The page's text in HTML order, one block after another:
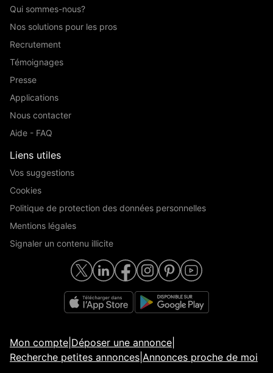
Qui sommes-nous?
Nos solutions pour les pros
Recrutement
Témoignages
Presse
Applications
Nous contacter
Aide - FAQ
Liens utiles
Vos suggestions
Cookies
Politique de protection des données personnelles
Mentions légales
Signaler un contenu illicite
Mon compte Déposer une annonce
Recherche petites annonces Annonces proche de moi